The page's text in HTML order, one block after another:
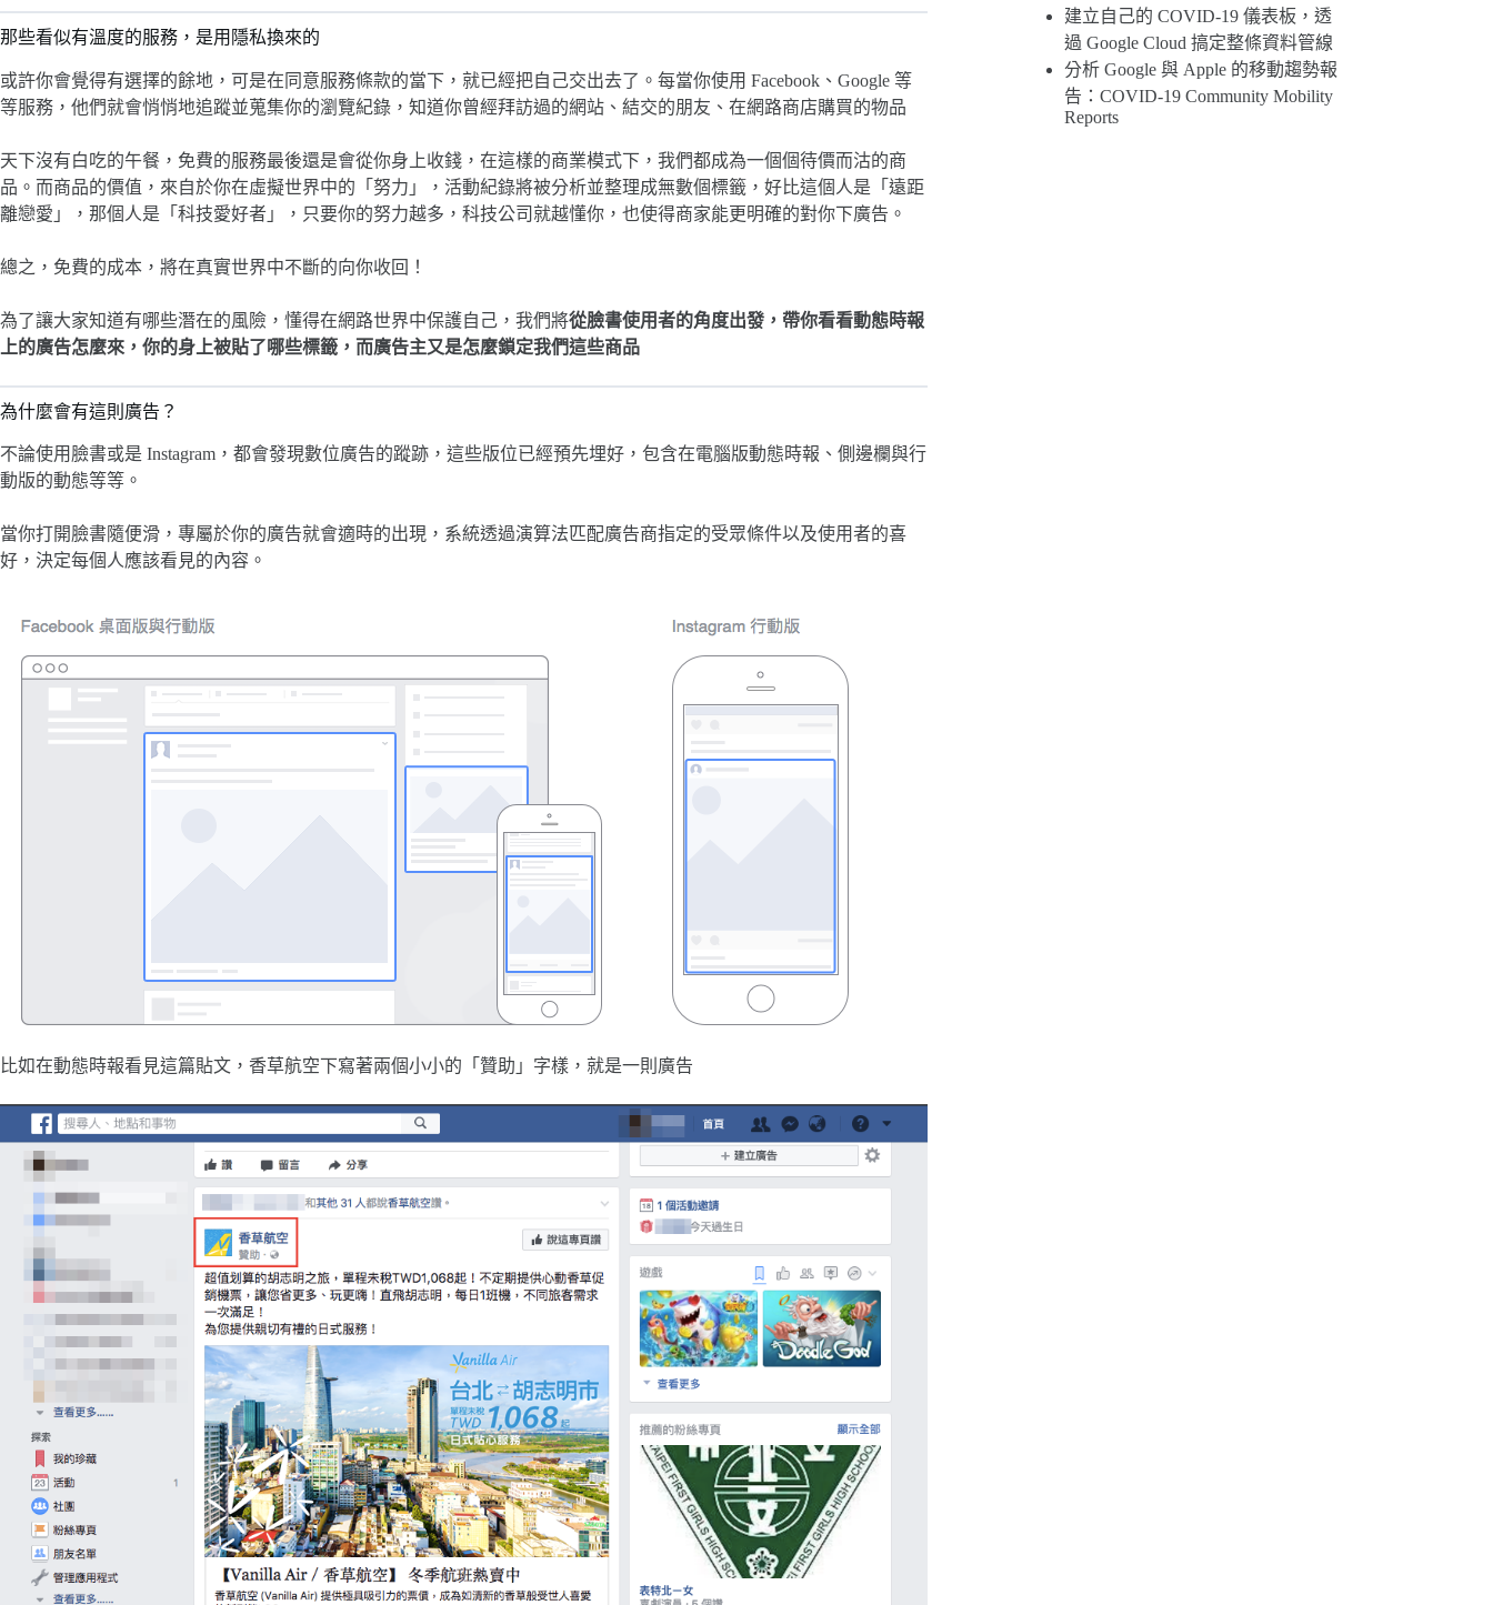
那些看似有溫度的服務，是用隱私換來的
或許你會覺得有選擇的餘地，可是在同意服務條款的當下，就已經把自己交出去了。每當你使用 Facebook、Google 等
等服務，他們就會悄悄地追蹤並蒐集你的瀏覽紀錄，知道你曾經拜訪過的網站、結交的朋友、在網路商店購買的物品
天下沒有白吃的午餐，免費的服務最後還是會從你身上收錢，在這樣的商業模式下，我們都成為一個個待價而沽的商
品。而商品的價值，來自於你在虛擬世界中的「努力」，活動紀錄將被分析並整理成無數個標籤，好比這個人是「遠距
離戀愛」，那個人是「科技愛好者」，只要你的努力越多，科技公司就越懂你，也使得商家能更明確的對你下廣告。
總之，免費的成本，將在真實世界中不斷的向你收回！
為了讓大家知道有哪些潛在的風險，懂得在網路世界中保護自己，我們將從臉書使用者的角度出發，帶你看看動態時報
上的廣告怎麼來，你的身上被貼了哪些標籤，而廣告主又是怎麼鎖定我們這些商品
為什麼會有這則廣告？
不論使用臉書或是 Instagram，都會發現數位廣告的蹤跡，這些版位已經預先埋好，包含在電腦版動態時報、側邊欄與行
動版的動態等等。
當你打開臉書隨便滑，專屬於你的廣告就會適時的出現，系統透過演算法匹配廣告商指定的受眾條件以及使用者的喜
好，決定每個人應該看見的內容。
比如在動態時報看見這篇貼文，香草航空下寫著兩個小小的「贊助」字樣，就是一則廣告
建立自己的 COVID-19 儀表板，透
過 Google Cloud 搞定整條資料管線
分析 Google 與 Apple 的移動趨勢報
告：COVID-19 Community Mobility
Reports